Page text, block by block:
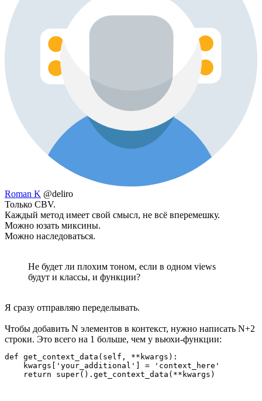
Roman K @deliro
Только CBV.
Каждый метод имеет свой смысл, не всё вперемешку.
Можно юзать миксины.
Можно наследоваться.
Не будет ли плохим тоном, если в одном views
будут и классы, и функции?
Я сразу отправляю переделывать.
Чтобы добавить N элементов в контекст, нужно написать N+2
строки. Это всего на 1 больше, чем у вьюхи-функции:
def get_context_data(self, **kwargs):
    kwargs['your_additional'] = 'context_here'
    return super().get_context_data(**kwargs)